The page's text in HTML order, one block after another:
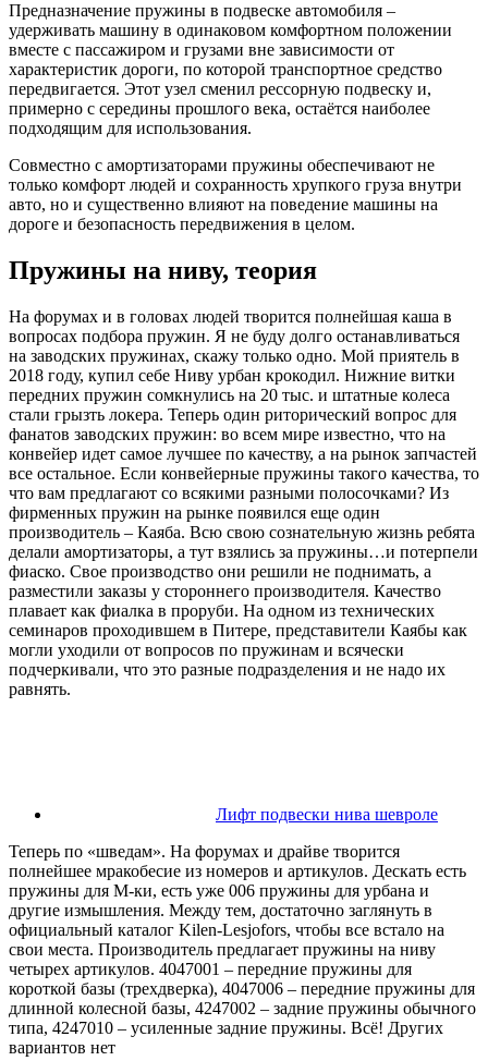
Предназначение пружины в подвеске автомобиля –
удерживать машину в одинаковом комфортном положении
вместе с пассажиром и грузами вне зависимости от
характеристик дороги, по которой транспортное средство
передвигается. Этот узел сменил рессорную подвеску и,
примерно с середины прошлого века, остаётся наиболее
подходящим для использования.
Совместно с амортизаторами пружины обеспечивают не
только комфорт людей и сохранность хрупкого груза внутри
авто, но и существенно влияют на поведение машины на
дороге и безопасность передвижения в целом.
Пружины на ниву, теория
На форумах и в головах людей творится полнейшая каша в
вопросах подбора пружин. Я не буду долго останавливаться
на заводских пружинах, скажу только одно. Мой приятель в
2018 году, купил себе Ниву урбан крокодил. Нижние витки
передних пружин сомкнулись на 20 тыс. и штатные колеса
стали грызть локера. Теперь один риторический вопрос для
фанатов заводских пружин: во всем мире известно, что на
конвейер идет самое лучшее по качеству, а на рынок запчастей
все остальное. Если конвейерные пружины такого качества, то
что вам предлагают со всякими разными полосочками? Из
фирменных пружин на рынке появился еще один
производитель – Каяба. Всю свою сознательную жизнь ребята
делали амортизаторы, а тут взялись за пружины…и потерпели
фиаско. Свое производство они решили не поднимать, а
разместили заказы у стороннего производителя. Качество
плавает как фиалка в проруби. На одном из технических
семинаров проходившем в Питере, представители Каябы как
могли уходили от вопросов по пружинам и всячески
подчеркивали, что это разные подразделения и не надо их
равнять.
Лифт подвески нива шевроле
Теперь по «шведам». На форумах и драйве творится
полнейшее мракобесие из номеров и артикулов. Дескать есть
пружины для М-ки, есть уже 006 пружины для урбана и
другие измышления. Между тем, достаточно заглянуть в
официальный каталог Kilen-Lesjofors, чтобы все встало на
свои места. Производитель предлагает пружины на ниву
четырех артикулов. 4047001 – передние пружины для
короткой базы (трехдверка), 4047006 – передние пружины для
длинной колесной базы, 4247002 – задние пружины обычного
типа, 4247010 – усиленные задние пружины. Всё! Других
вариантов нет